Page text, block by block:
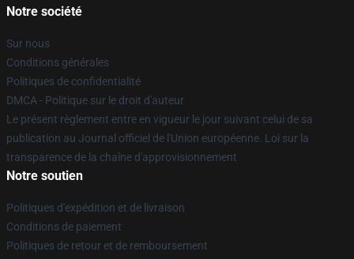
Notre société
Sur nous
Conditions générales
Politiques de confidentialité
DMCA - Politique sur le droit d'auteur
Le présent règlement entre en vigueur le jour suivant celui de sa
publication au Journal officiel de l'Union européenne. Loi sur la
transparence de la chaîne d'approvisionnement
Notre soutien
Politiques d'expédition et de livraison
Conditions de paiement
Politiques de retour et de remboursement